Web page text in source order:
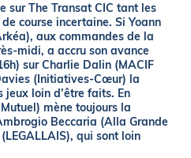
sur The Transat CIC tant les
course incertaine. Si Yoann
aux commandes de la
midi, a accru son avance
sur Charlie Dalin (MACIF
(Initiatives-Cœur) la
jeux loin d’être faits. En
mène toujours la
Beccaria (Alla Grande
qui sont loin